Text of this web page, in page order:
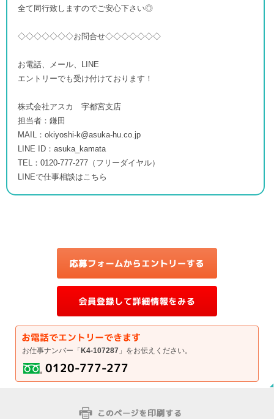
全て同行致しますのでご安心下さい◎
◇◇◇◇◇◇◇お問合せ◇◇◇◇◇◇◇
お電話、メール、LINE
エントリーでも受け付けております！
株式会社アスカ 宇都宮支店
担当者：鎌田
MAIL：okiyoshi-k@asuka-hu.co.jp
LINE ID：asuka_kamata
TEL：0120-777-277（フリーダイヤル）
LINEで仕事相談はこちら
お仕事ナンバー「 K4-107287 」をお伝えください。